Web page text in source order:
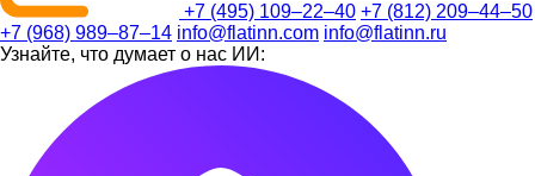
+7 (495) 109–22–40 +7 (812) 209–44–50
+7 (968) 989–87–14 info@flatinn.com info@flatinn.ru
Узнайте, что думает о нас ИИ: